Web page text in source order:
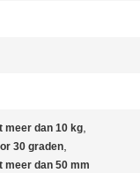
meer dan 10 kg,
30 graden,
meer dan 50 mm